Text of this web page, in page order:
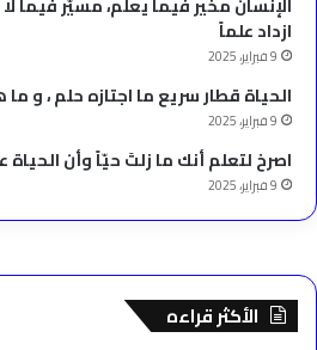
ازداد علماً
9 فبراير، 2025
الحياة قطار سريع ما اجتازه حلم ، و
9 فبراير، 2025
‫اصرخ لتعلم أنك ما زلتَ حيّاً وأن
9 فبراير، 2025
الأكثر قراءه